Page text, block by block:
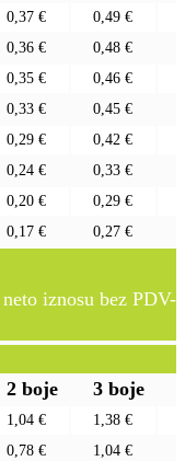
0,37 € 0,49 €
0,36 € 0,48 €
0,35 € 0,46 €
0,33 € 0,45 €
0,29 € 0,42 €
0,24 € 0,33 €
0,20 € 0,29 €
0,17 € 0,27 €
iznosu bez PDV-
2 boje 3 boje
1,04 € 1,38 €
0,78 € 1,04 €